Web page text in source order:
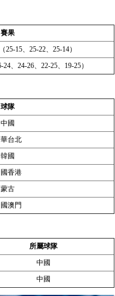
賽果
15、25-22、25-14）
、24-26、22-25、19-25）
球隊
中國
台北
韓國
香港
蒙古
澳門
所屬球隊
中國
中國